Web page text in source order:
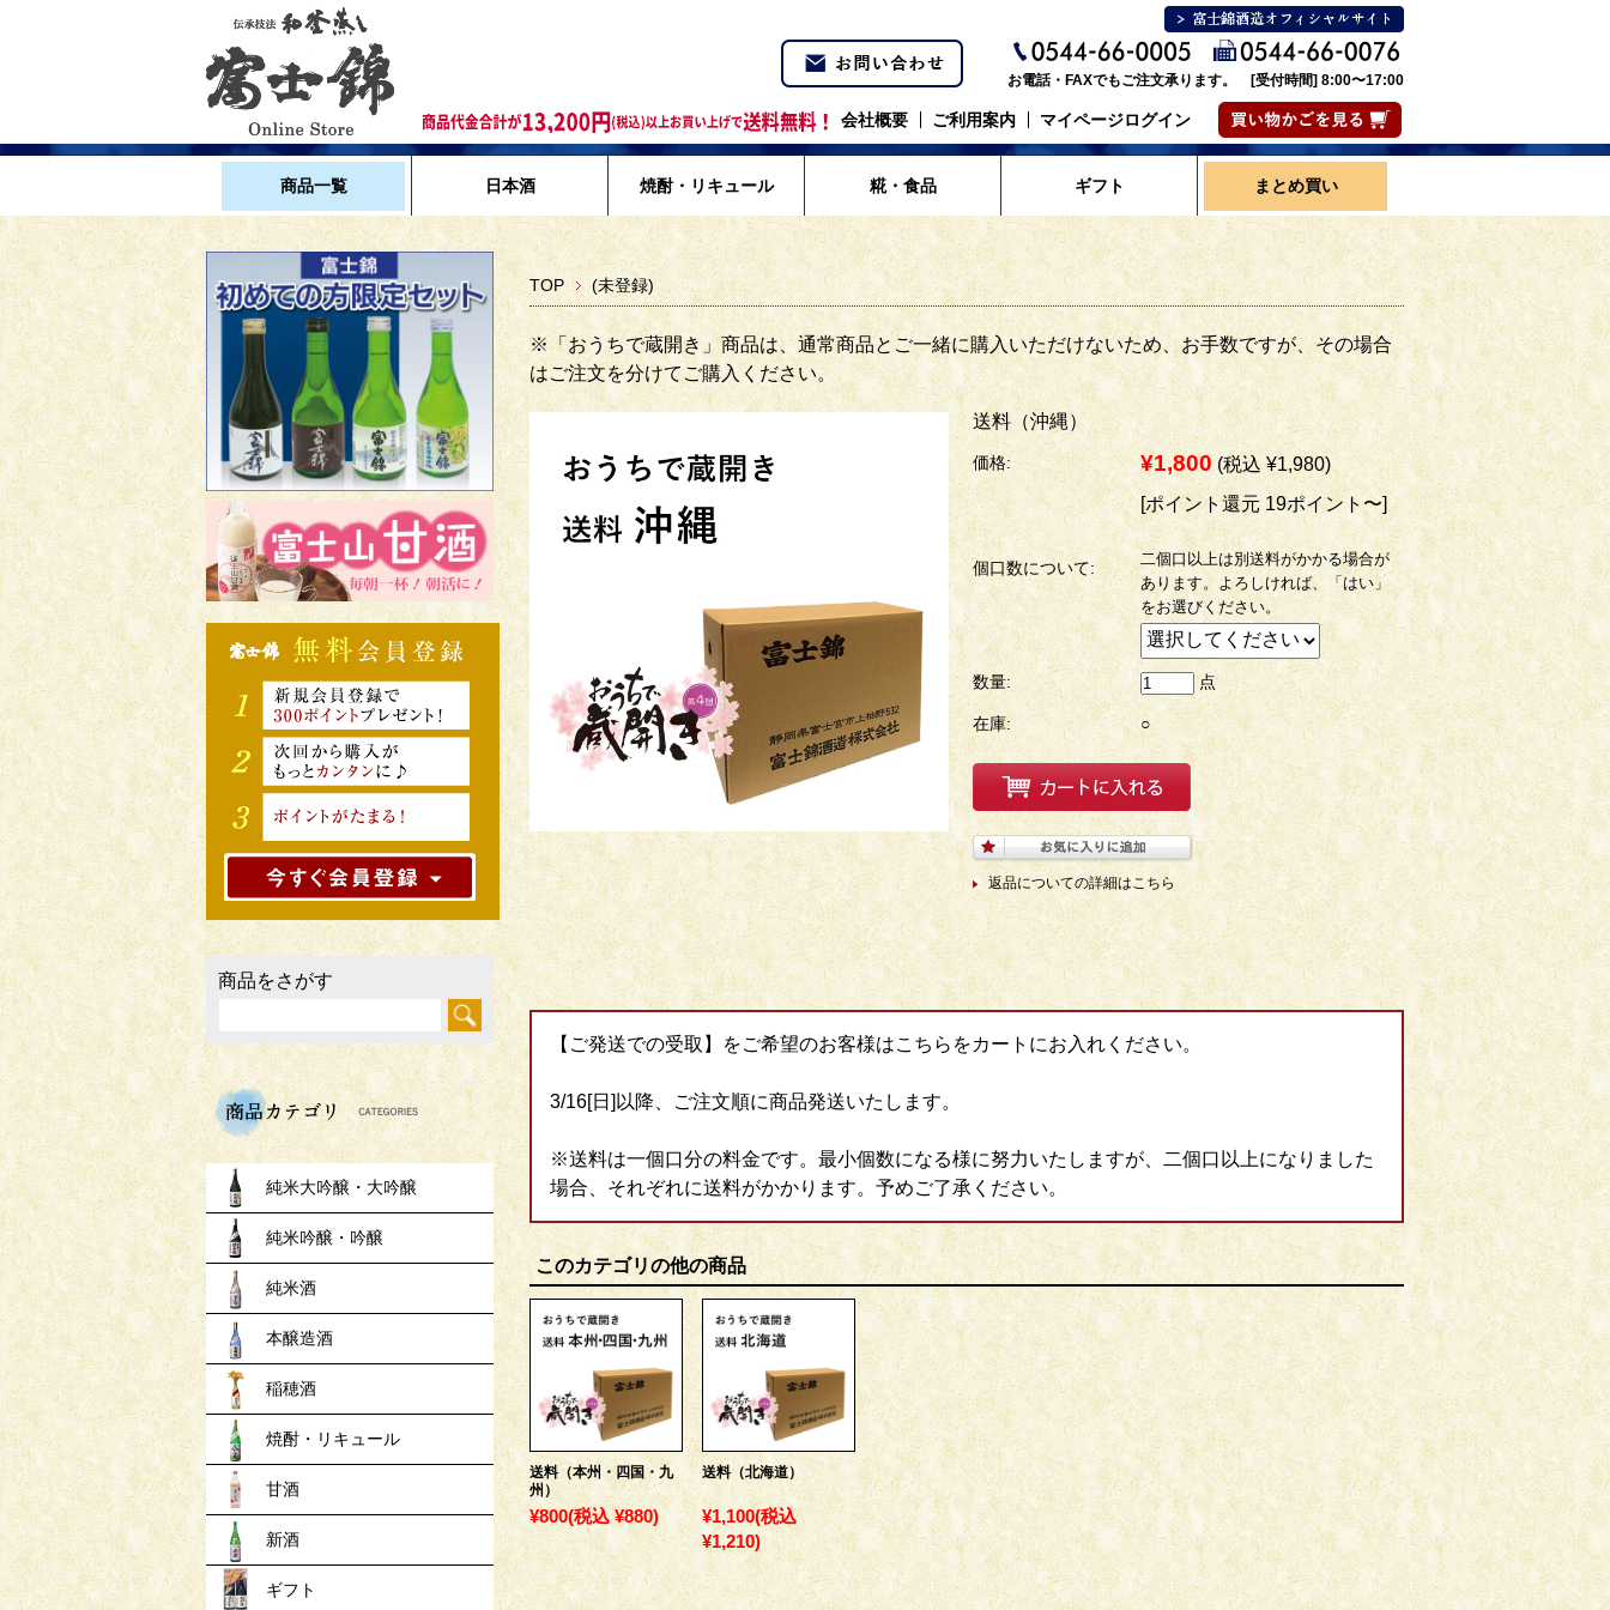
お電話・FAXでもご注文承ります。 [受付時間] 8:00〜17:00
会社概要 ご利用案内 マイページログイン
商品一覧 日本酒 焼酎・リキュール 糀・食品 ギフト まとめ買い
TOP (未登録)
※「おうちで蔵開き」商品は、通常商品とご一緒に購入いただけないため、お手数ですが、その場合
はご注文を分けてご購入ください。
送料（沖縄）
価格: ¥1,800 (税込 ¥1,980)
[ポイント還元 19ポイント〜]
個口数について:
二個口以上は別送料がかかる場合が
あります。よろしければ、「はい」
をお選びください。
数量: 点
在庫: ○
返品についての詳細はこちら
【ご発送での受取】をご希望のお客様はこちらをカートにお入れください。
3/16[日]以降、ご注文順に商品発送いたします。
※送料は一個口分の料金です。最小個数になる様に努力いたしますが、二個口以上になりました
場合、それぞれに送料がかかります。予めご了承ください。
このカテゴリの他の商品
送料（本州・四国・九
州）
¥800(税込 ¥880)
送料（北海道）
¥1,100(税込
¥1,210)
商品をさがす
商品カテゴリ
純米大吟醸・大吟醸
純米吟醸・吟醸
純米酒
本醸造酒
稲穂酒
焼酎・リキュール
甘酒
新酒
ギフト